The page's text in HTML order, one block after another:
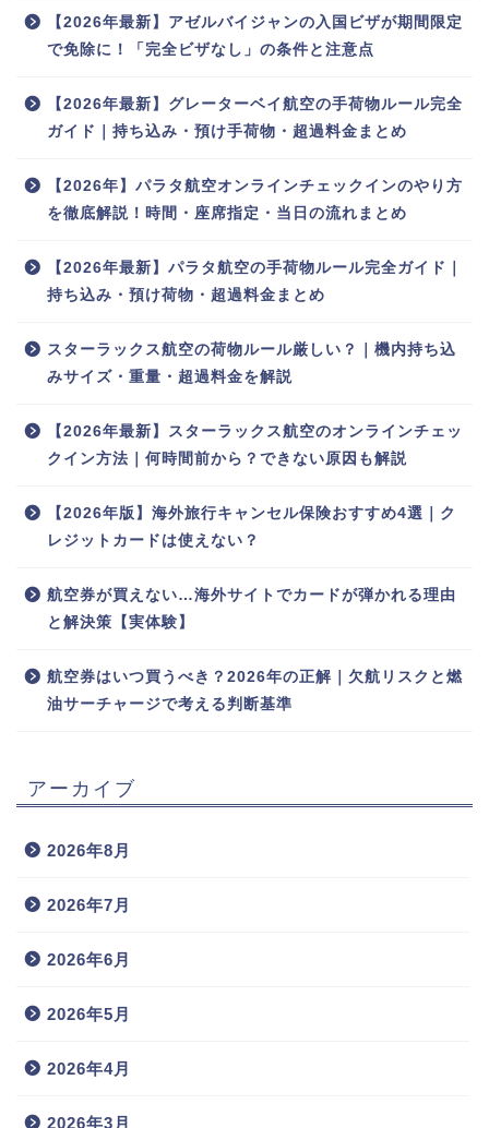
【2026年最新】アゼルバイジャンの入国ビザが期間限定
で免除に！「完全ビザなし」の条件と注意点
【2026年最新】グレーターベイ航空の手荷物ルール完全
ガイド｜持ち込み・預け手荷物・超過料金まとめ
【2026年】パラタ航空オンラインチェックインのやり方
を徹底解説！時間・座席指定・当日の流れまとめ
【2026年最新】パラタ航空の手荷物ルール完全ガイド｜
持ち込み・預け荷物・超過料金まとめ
スターラックス航空の荷物ルール厳しい？｜機内持ち込
みサイズ・重量・超過料金を解説
【2026年最新】スターラックス航空のオンラインチェッ
クイン方法｜何時間前から？できない原因も解説
【2026年版】海外旅行キャンセル保険おすすめ4選｜ク
レジットカードは使えない？
航空券が買えない…海外サイトでカードが弾かれる理由
と解決策【実体験】
航空券はいつ買うべき？2026年の正解｜欠航リスクと燃
油サーチャージで考える判断基準
アーカイブ
2026年8月
2026年7月
2026年6月
2026年5月
2026年4月
2026年3月